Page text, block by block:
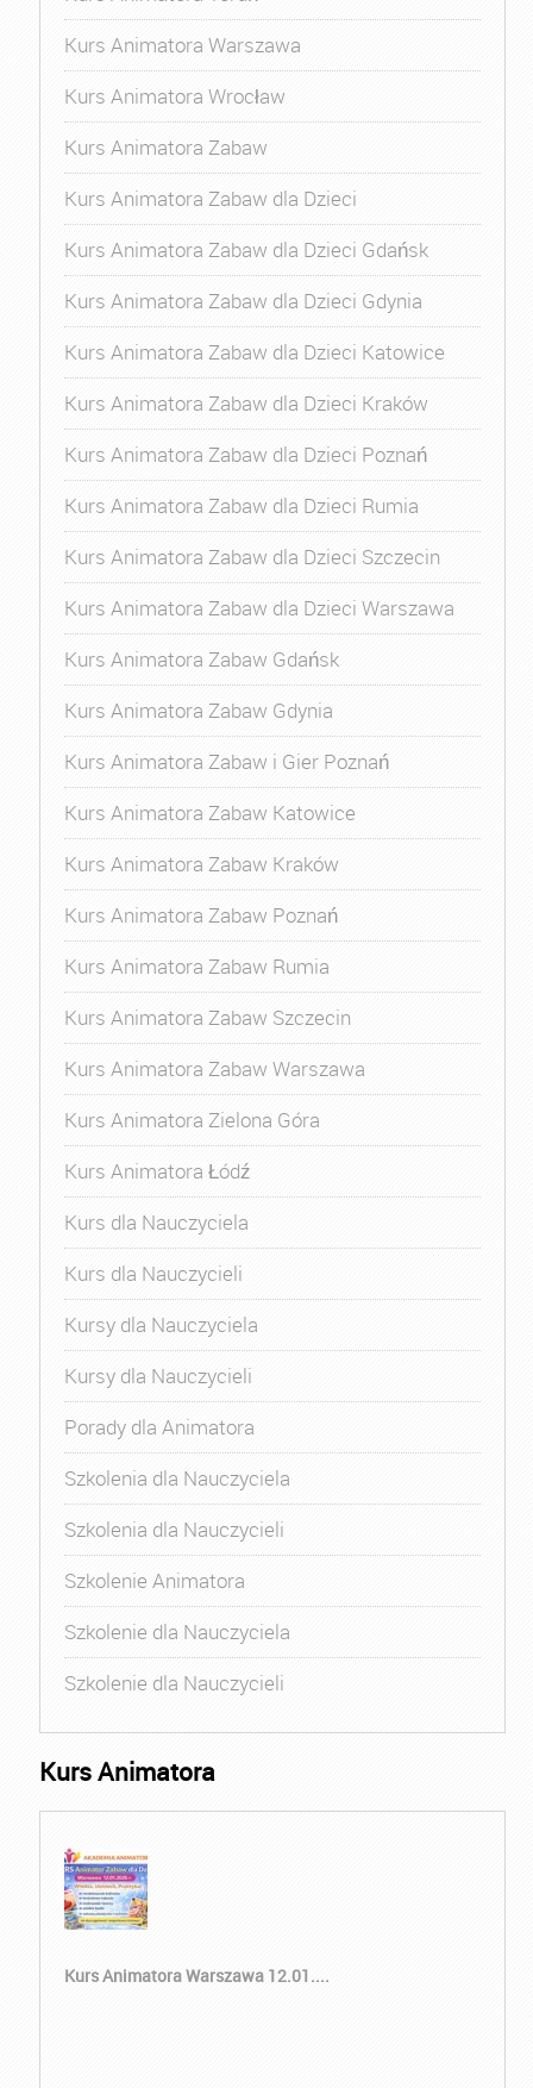
Kurs Animatora Warszawa
Kurs Animatora Wrocław
Kurs Animatora Zabaw
Kurs Animatora Zabaw dla Dzieci
Kurs Animatora Zabaw dla Dzieci Gdańsk
Kurs Animatora Zabaw dla Dzieci Gdynia
Kurs Animatora Zabaw dla Dzieci Katowice
Kurs Animatora Zabaw dla Dzieci Kraków
Kurs Animatora Zabaw dla Dzieci Poznań
Kurs Animatora Zabaw dla Dzieci Rumia
Kurs Animatora Zabaw dla Dzieci Szczecin
Kurs Animatora Zabaw dla Dzieci Warszawa
Kurs Animatora Zabaw Gdańsk
Kurs Animatora Zabaw Gdynia
Kurs Animatora Zabaw i Gier Poznań
Kurs Animatora Zabaw Katowice
Kurs Animatora Zabaw Kraków
Kurs Animatora Zabaw Poznań
Kurs Animatora Zabaw Rumia
Kurs Animatora Zabaw Szczecin
Kurs Animatora Zabaw Warszawa
Kurs Animatora Zielona Góra
Kurs Animatora Łódź
Kurs dla Nauczyciela
Kurs dla Nauczycieli
Kursy dla Nauczyciela
Kursy dla Nauczycieli
Porady dla Animatora
Szkolenia dla Nauczyciela
Szkolenia dla Nauczycieli
Szkolenie Animatora
Szkolenie dla Nauczyciela
Szkolenie dla Nauczycieli
Kurs Animatora
Kurs Animatora Warszawa 12.01....